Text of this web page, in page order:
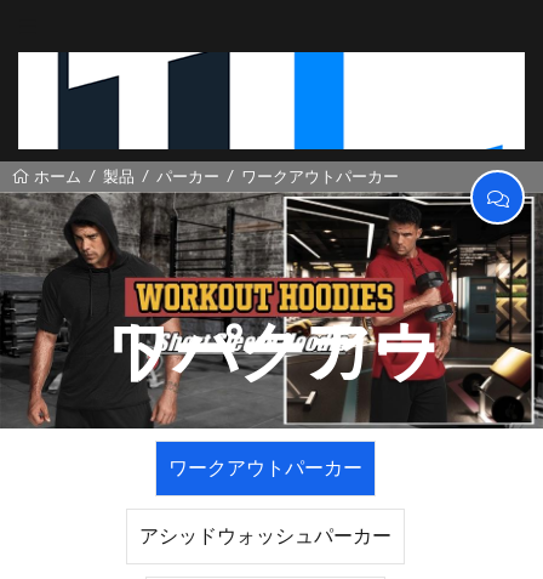
ホーム 製品 パーカー ワークアウトパーカー
ワークアウトパーカー
ワークアウトパーカー
アシッドウォッシュパーカー